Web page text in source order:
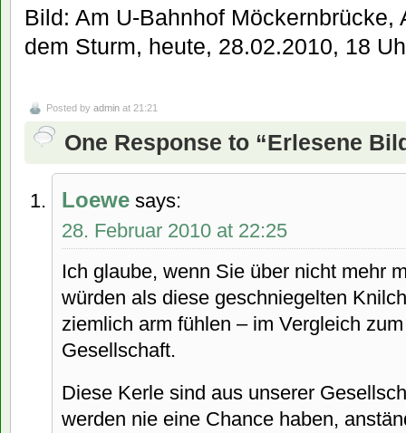
Bild: Am U-Bahnhof Möckernbrücke,
dem Sturm, heute, 28.02.2010, 18
Posted by admin at 21:21
One Response to “Erlesene
Loewe says:
28. Februar 2010 at 22:25
Ich glaube, wenn Sie über nicht mehr
würden als diese geschniegelten
ziemlich arm fühlen – im Vergleich
Gesellschaft.
Diese Kerle sind aus unserer
werden nie eine Chance haben,